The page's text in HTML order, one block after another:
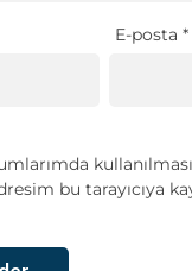
E-posta*
bu tarayıcıya